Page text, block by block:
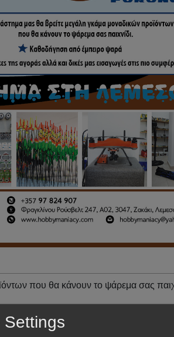
που θα κάνουν το ψάρεμα σας
μας εισαγωγές στις πιο συμφέρουσες
Settings